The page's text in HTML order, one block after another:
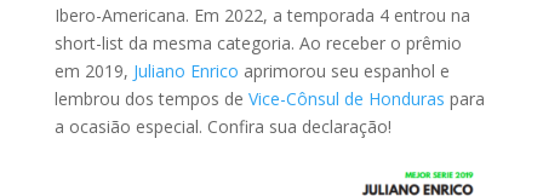
Ibero-Americana. Em 2022, a temporada 4 entrou na
short-list da mesma categoria. Ao receber o prêmio
em 2019, Juliano Enrico aprimorou seu espanhol e
lembrou dos tempos de Vice-Cônsul de Honduras para
a ocasião especial. Confira sua declaração!